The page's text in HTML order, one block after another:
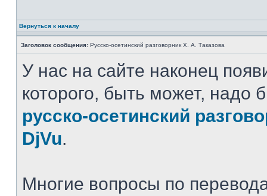
Вернуться к началу
Заголовок сообщения: Русско-осетинский разговорник Х. А. Таказова
У нас на сайте наконец
которого, быть может, надо
русско-осетинский
DjVu.
Многие вопросы по